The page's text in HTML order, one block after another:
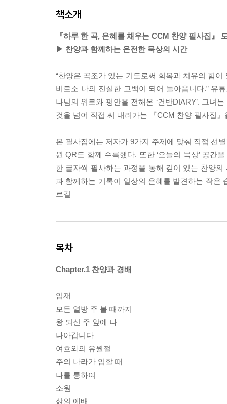
책소개
『하루 한 곡, 은혜를 채우는 CCM 찬양 필사집』
▶ 찬양과 함께하는 온전한 묵상의 시간
“찬양은 곡조가 있는 기도로써 회복과 치유의 힘
비로소 나의 진실한 고백이 되어 돌아옵니다.” 유
나님의 위로와 평안을 전해온 ‘건반DIARY’. 그녀
것을 넘어 직접 써 내려가는 『CCM 찬양 필사집
본 필사집에는 저자가 9가지 주제에 맞춰 직접 선
원 QR도 함께 수록했다. 또한 ‘오늘의 묵상’ 공간
한 글자씩 필사하는 과정을 통해 깊이 있는 찬양
과 함께하는 기록이 일상의 은혜를 발견하는 작은
르길
목차
Chapter.1 찬양과 경배
임재
모든 열방 주 볼 때까지
왕 되신 주 앞에 나
나아갑니다
여호와의 유월절
주의 나라가 임할 때
나를 통하여
소원
삶의 예배